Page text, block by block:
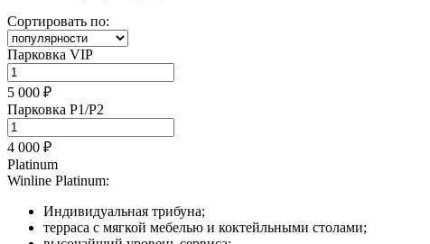
Сортировать по:
Парковка VIP
5 000 ₽
Парковка P1/P2
4 000 ₽
Platinum
Winline Platinum:
Индивидуальная трибуна;
терраса с мягкой мебелью и коктейльными столами;